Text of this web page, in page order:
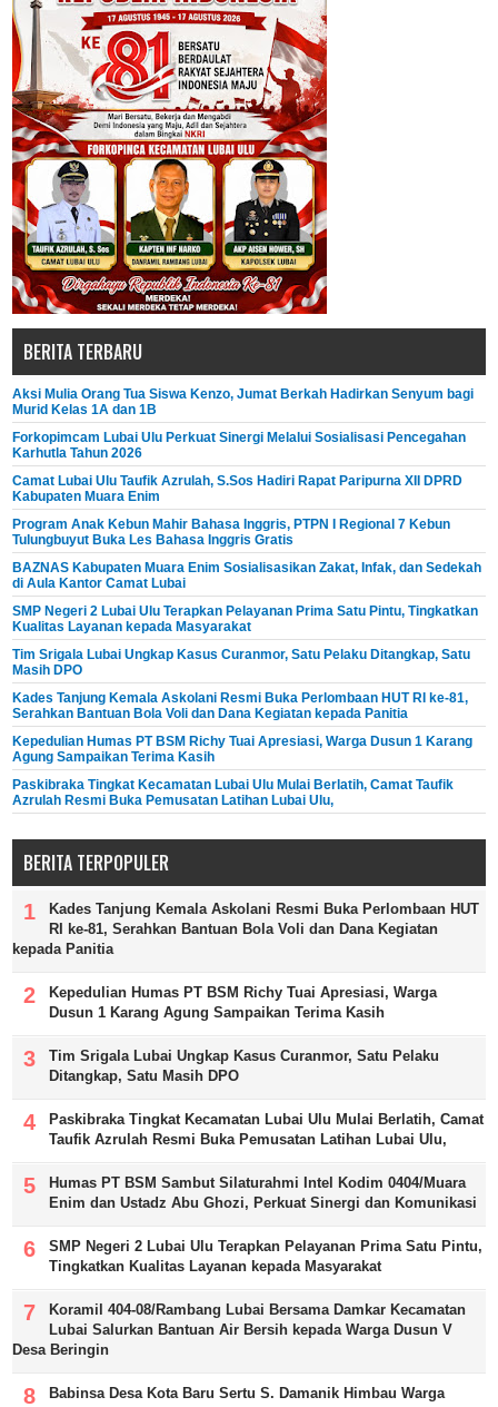
BERITA TERBARU
Aksi Mulia Orang Tua Siswa Kenzo, Jumat Berkah Hadirkan Senyum bagi
Murid Kelas 1A dan 1B
Forkopimcam Lubai Ulu Perkuat Sinergi Melalui Sosialisasi Pencegahan
Karhutla Tahun 2026
Camat Lubai Ulu Taufik Azrulah, S.Sos Hadiri Rapat Paripurna XII DPRD
Kabupaten Muara Enim
Program Anak Kebun Mahir Bahasa Inggris, PTPN I Regional 7 Kebun
Tulungbuyut Buka Les Bahasa Inggris Gratis
BAZNAS Kabupaten Muara Enim Sosialisasikan Zakat, Infak, dan Sedekah
di Aula Kantor Camat Lubai
SMP Negeri 2 Lubai Ulu Terapkan Pelayanan Prima Satu Pintu, Tingkatkan
Kualitas Layanan kepada Masyarakat
Tim Srigala Lubai Ungkap Kasus Curanmor, Satu Pelaku Ditangkap, Satu
Masih DPO
Kades Tanjung Kemala Askolani Resmi Buka Perlombaan HUT RI ke-81,
Serahkan Bantuan Bola Voli dan Dana Kegiatan kepada Panitia
Kepedulian Humas PT BSM Richy Tuai Apresiasi, Warga Dusun 1 Karang
Agung Sampaikan Terima Kasih
Paskibraka Tingkat Kecamatan Lubai Ulu Mulai Berlatih, Camat Taufik
Azrulah Resmi Buka Pemusatan Latihan Lubai Ulu,
BERITA TERPOPULER
Kades Tanjung Kemala Askolani Resmi Buka Perlombaan HUT
RI ke-81, Serahkan Bantuan Bola Voli dan Dana Kegiatan
kepada Panitia
Kepedulian Humas PT BSM Richy Tuai Apresiasi, Warga
Dusun 1 Karang Agung Sampaikan Terima Kasih
Tim Srigala Lubai Ungkap Kasus Curanmor, Satu Pelaku
Ditangkap, Satu Masih DPO
Paskibraka Tingkat Kecamatan Lubai Ulu Mulai Berlatih, Camat
Taufik Azrulah Resmi Buka Pemusatan Latihan Lubai Ulu,
Humas PT BSM Sambut Silaturahmi Intel Kodim 0404/Muara
Enim dan Ustadz Abu Ghozi, Perkuat Sinergi dan Komunikasi
SMP Negeri 2 Lubai Ulu Terapkan Pelayanan Prima Satu Pintu,
Tingkatkan Kualitas Layanan kepada Masyarakat
Koramil 404-08/Rambang Lubai Bersama Damkar Kecamatan
Lubai Salurkan Bantuan Air Bersih kepada Warga Dusun V
Desa Beringin
Babinsa Desa Kota Baru Sertu S. Damanik Himbau Warga